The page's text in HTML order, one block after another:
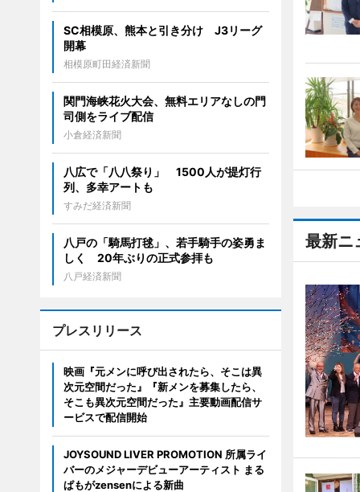
最新ニ
SC相模原、熊本と引き分け J3リーグ
開幕
相模原町田経済新聞
関門海峡花火大会、無料エリアなしの門
司側をライブ配信
小倉経済新聞
八広で「八八祭り」 1500人が提灯行
列、多幸アートも
すみだ経済新聞
八戸の「騎馬打毬」、若手騎手の姿勇ま
しく 20年ぶりの正式参拝も
八戸経済新聞
プレスリリース
映画『元メンに呼び出されたら、そこは異
次元空間だった』『新メンを募集したら、
そこも異次元空間だった』主要動画配信サ
ービスで配信開始
JOYSOUND LIVER PROMOTION 所属ライ
バーのメジャーデビューアーティスト まる
ぱもがzensenによる新曲